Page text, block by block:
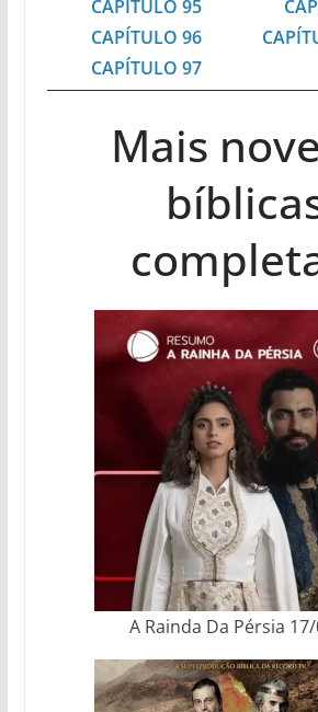
CAPÍTULO 95
CAPÍTULO 96
CAPÍTULO 97
Mais
A Rainda Da Pérsia